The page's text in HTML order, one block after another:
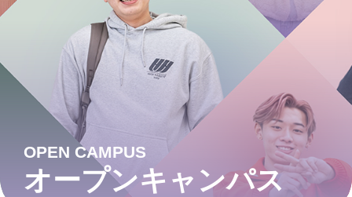
OPEN CAMPUS
オープンキャンパス